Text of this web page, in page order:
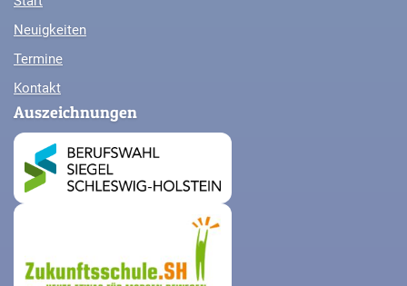
Neuigkeiten
Termine
Kontakt
Auszeichnungen